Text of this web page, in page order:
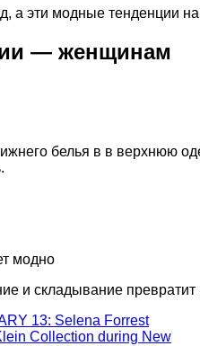
а эти модные тенденции
— женщинам
белья в в верхнюю
модно
и складывание